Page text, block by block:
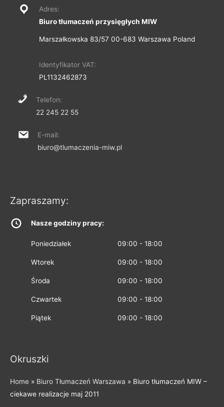
Adres:
Biuro tłumaczeń przysięgłych MIW
Marszałkowska 83/57 00-683 Warszawa Poland
Identyfikator VAT:
PL1132462873
Telefon:
22 245 22 55
E-mail:
biuro@tlumaczenia-miw.pl
Zapraszamy:
Nasze godziny pracy:
Poniedziałek 09:00 - 18:00
Wtorek 09:00 - 18:00
Środa 09:00 - 18:00
Czwartek 09:00 - 18:00
Piątek 09:00 - 18:00
Okruszki
Home » Biuro Tłumaczeń Warszawa » Biuro tłumaczeń MIW –
ciekawe realizacje maj 2011